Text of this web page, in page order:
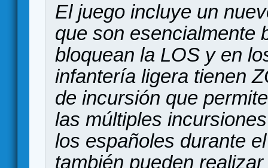
El juego incluye un
que son esencialmente
bloquean la LOS y en
infantería ligera tienen
de incursión que
las múltiples
los españoles durante
también pueden